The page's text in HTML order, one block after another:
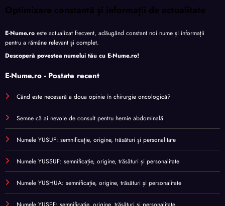
Optimizare constantă și informații de actualitate
E-Nume.ro este actualizat frecvent, adăugând constant noi nume și informații
pentru a rămâne relevant și complet.
Descoperă povestea numelui tău cu E-Nume.ro!
E-Nume.ro - Postate recent
Când este necesară a doua opinie în chirurgie oncologică?
Semne că ai nevoie de consult pentru hernie abdominală
Numele YUSUF: semnificație, origine, trăsături și personalitate
Numele YUSSUF: semnificație, origine, trăsături și personalitate
Numele YUSHUA: semnificație, origine, trăsături și personalitate